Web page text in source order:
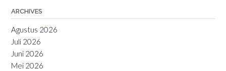
ARCHIVES
Agustus 2026
Juli 2026
Juni 2026
Mei 2026